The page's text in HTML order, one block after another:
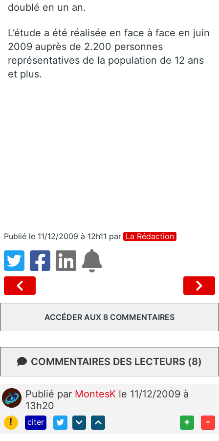
doublé en un an.
L’étude a été réalisée en face à face en juin
2009 auprès de 2.200 personnes
représentatives de la population de 12 ans
et plus.
Publié le 11/12/2009 à 12h11 par La Rédaction
ACCÉDER AUX 8 COMMENTAIRES
COMMENTAIRES DES LECTEURS (8)
Publié par MontesK le 11/12/2009 à
13h20
!
citer + -